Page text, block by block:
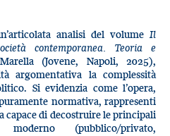
analisi del volume Il
contemporanea. Teoria e
(Jovene, Napoli, 2025),
argomentativa la complessità
Si evidenzia come l’opera,
normativa, rappresenti
capace di decostruire le principali
(pubblico/privato,